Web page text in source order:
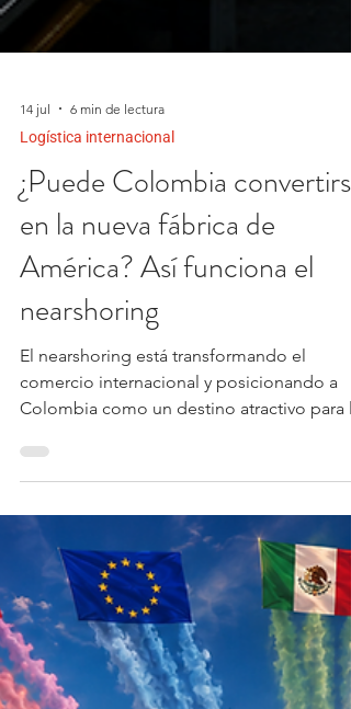
14 jul 6 min de lectura
Logística internacional
¿Puede Colombia convertirse
en la nueva fábrica de
América? Así funciona el
nearshoring
El nearshoring está transformando el
comercio internacional y posicionando a
Colombia como un destino atractivo para la
inversión y la producción cercana a los
grandes mercados. Conoce qué es esta
estrategia, por qué el país tiene ventajas
competitivas y cómo las empresas